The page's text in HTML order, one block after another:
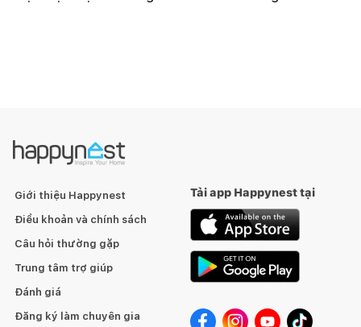
Giới thiệu Happynest
Điều khoản và chính sách
Câu hỏi thường gặp
Trung tâm trợ giúp
Đánh giá
Đăng ký làm chuyên gia
Tải app Happynest tại